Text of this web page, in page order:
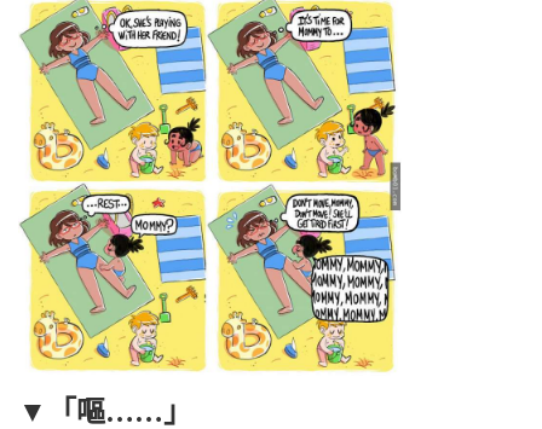
▼「嘔……」